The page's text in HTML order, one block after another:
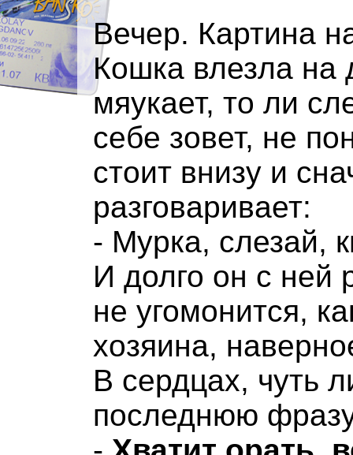
Вечер. Картина
Кошка влезла на
мяукает, то ли
себе зовет, не
стоит внизу и
разговаривает:
- Мурка, слезай,
И долго он с ней
не угомонится,
хозяина,
В сердцах, чуть
последнюю